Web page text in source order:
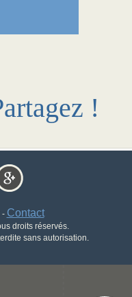
!
- Contact
droits réservés.
sans autorisation.